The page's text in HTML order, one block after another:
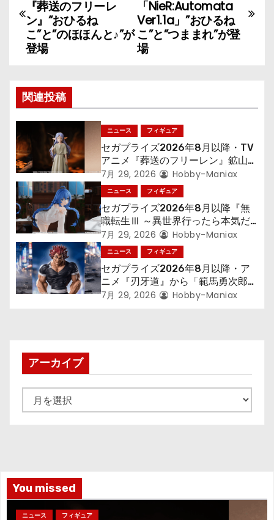
稿
ナ
ビ
ゲ
ー
シ
ョ
ン
「NieR:Automata
Ver1.1a」”おひるね
こ”と”つままれ”が登
場
『葬送のフリーレ
ン』“おひるね
こ”と”のほほんと♪”が
登場
関連投稿
ニュース フィギュア
セガプライズ2026年8月以降・TV
アニメ『葬送のフリーレン』鉱山で
300年働くことになっっちゃった
「フリーレン」を立体化！
7月 29, 2026 Hobby-Maniax
ニュース フィギュア
セガプライズ2026年8月以降『無
職転生Ⅲ ～異世界行ったら本気だ
す～』から「ロキシー」のフィギュ
アが登場！
7月 29, 2026 Hobby-Maniax
ニュース フィギュア
セガプライズ2026年8月以降・ア
ニメ『刃牙道』から「範馬勇次郎」
が登場ッッ!!
7月 29, 2026 Hobby-Maniax
アーカイブ
ー
You missed
ニュース フィギュア